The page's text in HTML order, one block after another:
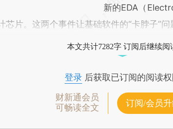
新的EDA（
芯片。这两个事件让基础软件的“卡脖子”问
本文共计7282字 订阅后继续阅
登录后获取已订阅的阅读权
财新通会员
可畅读全文
订阅/会员